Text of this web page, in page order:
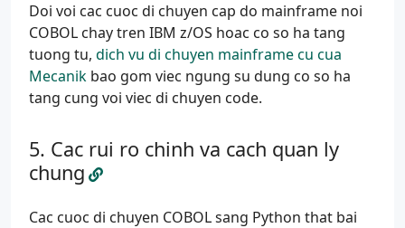
Doi voi cac cuoc di chuyen cap do mainframe noi
COBOL chay tren IBM z/OS hoac co so ha tang
tuong tu, dich vu di chuyen mainframe cu cua
Mecanik bao gom viec ngung su dung co so ha
tang cung voi viec di chuyen code.
Cac rui ro chinh va cach quan ly
chung
Cac cuoc di chuyen COBOL sang Python that bai